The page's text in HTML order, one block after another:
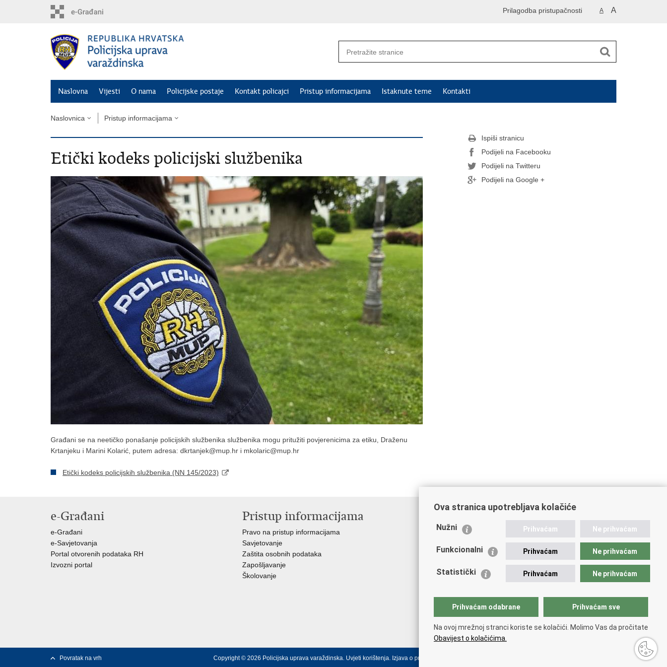
A A
Prilagodba pristupačnosti
Naslovna Vijesti O nama Policijske postaje Kontakt policajci Pristup informacijama Istaknute teme Kontakti
Naslovnica Pristup informacijama
Etički kodeks policijski službenika
Građani se na neetičko ponašanje policijskih službenika službenika mogu pritužiti povjerenicima za etiku, Draženu
Krtanjeku i Marini Kolarić, putem adresa: dkrtanjek@mup.hr i mkolaric@mup.hr
Etički kodeks policijskih službenika (NN 145/2023)
Ispiši stranicu
Podijeli na Facebooku
Podijeli na Twitteru
Podijeli na Google +
e-Građani
e-Građani
e-Savjetovanja
Portal otvorenih podataka RH
Izvozni portal
Pristup informacijama
Pravo na pristup informacijama
Savjetovanje
Zaštita osobnih podataka
Zapošljavanje
Školovanje
Važne poveznice
Ministarstvo unutarnjih poslova
Udruge
Policijska akademija
Zaklada policijske solidarnosti
Centar za forenzična ispitivanja, istraživanja i vještačenja
"Ivan Vučetić"
Policijske uprave
Povratak na vrh Copyright © 2026 Policijska uprava varaždinska. Uvjeti korištenja. Izjava o pristupačnosti
Ova stranica upotrebljava kolačiće
Nužni Prihvaćam Ne prihvaćam
Funkcionalni Prihvaćam Ne prihvaćam
Statistički Prihvaćam Ne prihvaćam
Prihvaćam odabrane Prihvaćam sve
Na ovoj mrežnoj stranci koriste se kolačići. Molimo Vas da pročitate
Obavijest o kolačićima.